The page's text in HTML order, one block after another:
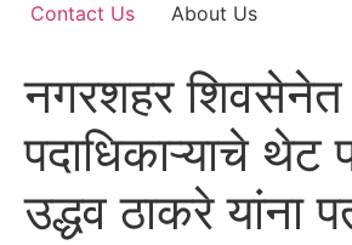
Contact Us
About Us
नगरशहर
पदाधिकाऱ्याचे थेट
उद्धव ठाकरे यांना